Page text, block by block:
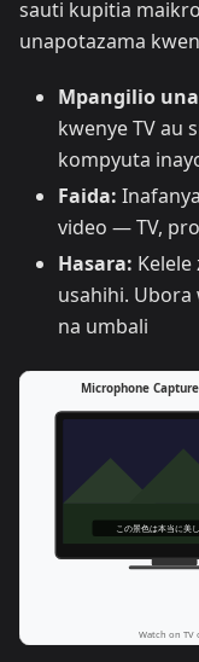
sauti kupitia
unapotazama
Mpangilio
kwenye TV au
kompyuta
Faida:
video — TV,
Hasara:
usahihi. Ubora
na umbali